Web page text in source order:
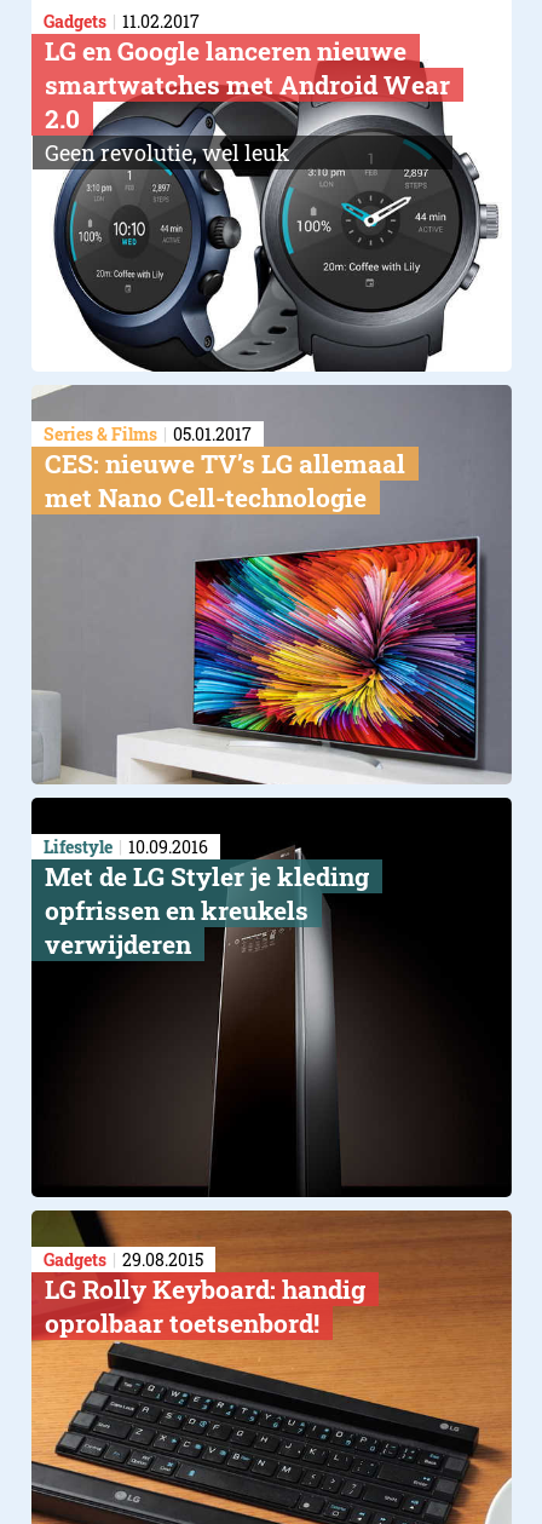
Gadgets 11.02.2017
LG en Google lanceren nieuwe
smartwatches met Android Wear
2.0
Geen revolutie, wel leuk
Series & Films 05.01.2017
CES: nieuwe TV’s LG allemaal
met Nano Cell-technologie
Lifestyle 10.09.2016
Met de LG Styler je kleding
opfrissen en kreukels
verwijderen
Gadgets 29.08.2015
LG Rolly Keyboard: handig
oprolbaar toetsenbord!